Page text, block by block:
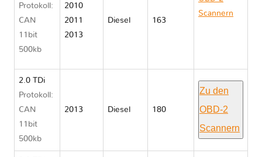
Protokoll:
CAN
11bit
500kb
2010
2011
2013
Diesel 163
Scannern
2.0 TDi
Protokoll:
CAN
11bit
500kb
2013 Diesel 180
Zu den
OBD-2
Scannern